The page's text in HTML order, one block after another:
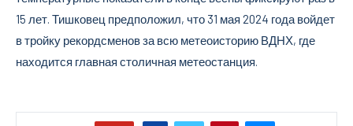
15 лет. Тишковец предположил, что 31 мая 2024 года войдет
в тройку рекордсменов за всю метеоисторию ВДНХ, где
находится главная столичная метеостанция.